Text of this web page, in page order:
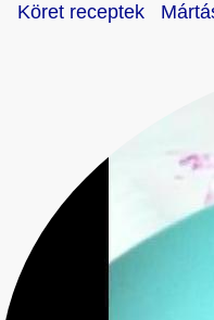
Köret receptek